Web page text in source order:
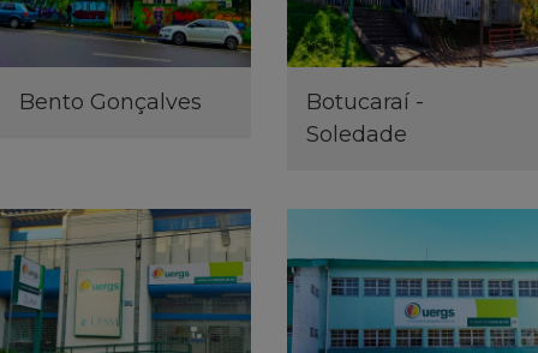
Bento Gonçalves
Botucaraí -
Soledade